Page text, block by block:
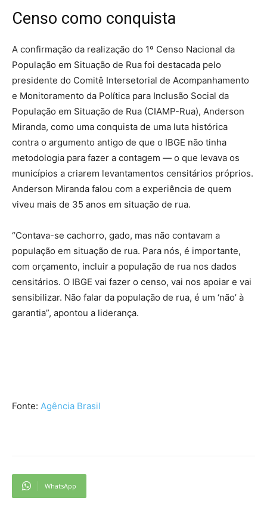
Censo como conquista
A confirmação da realização do 1º Censo Nacional da
População em Situação de Rua foi destacada pelo
presidente do Comitê Intersetorial de Acompanhamento
e Monitoramento da Política para Inclusão Social da
População em Situação de Rua (CIAMP-Rua), Anderson
Miranda, como uma conquista de uma luta histórica
contra o argumento antigo de que o IBGE não tinha
metodologia para fazer a contagem — o que levava os
municípios a criarem levantamentos censitários próprios.
Anderson Miranda falou com a experiência de quem
viveu mais de 35 anos em situação de rua.
“Contava-se cachorro, gado, mas não contavam a
população em situação de rua. Para nós, é importante,
com orçamento, incluir a população de rua nos dados
censitários. O IBGE vai fazer o censo, vai nos apoiar e vai
sensibilizar. Não falar da população de rua, é um ‘não’ à
garantia”, apontou a liderança.
Fonte: Agência Brasil
WhatsApp